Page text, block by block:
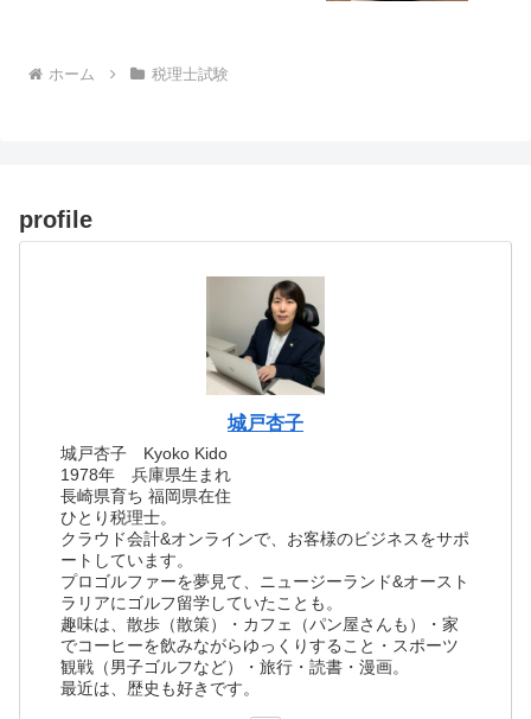
ホーム 税理士試験
profile
城戸杏子
城戸杏子 Kyoko Kido
1978年 兵庫県生まれ
長崎県育ち 福岡県在住
ひとり税理士。
クラウド会計&オンラインで、お客様のビジネスをサポ
ートしています。
プロゴルファーを夢見て、ニュージーランド&オースト
ラリアにゴルフ留学していたことも。
趣味は、散歩（散策）・カフェ（パン屋さんも）・家
でコーヒーを飲みながらゆっくりすること・スポーツ
観戦（男子ゴルフなど）・旅行・読書・漫画。
最近は、歴史も好きです。